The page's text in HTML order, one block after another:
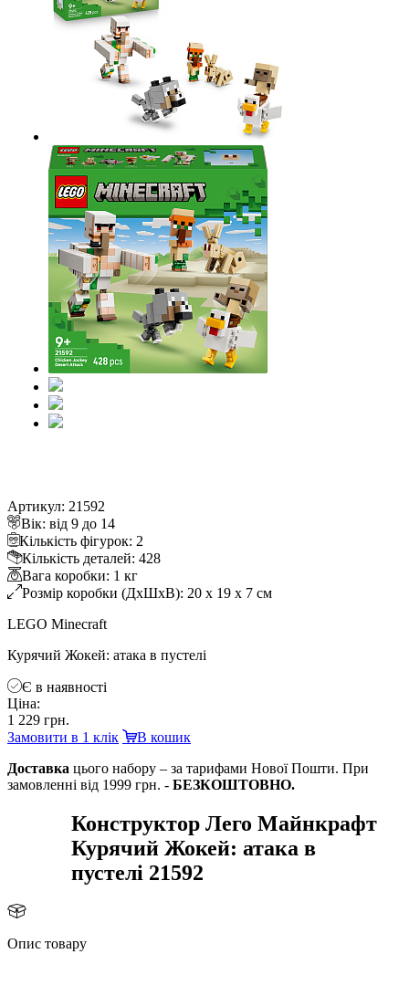
Артикул: 21592
ік: від 9 до 14
Кількість фігурок: 2
Кількість деталей: 428
ага коробки: 1 к
Розмір коробки (ДхШхВ): 20 x 19 x 7 см
LEGO Minecraft
Курячий Жокей: атака в пустелі
Є в наявності
Ціна:
1 229 грн.
Замовити в 1 клік
кошик
Доставка цього набору – за тарифами Нової Пошти. При
замовленні від 1999 грн. - БЕЗКОШТОВНО.
Конструктор Лего Майнкрафт
Курячий Жокей: атака
пустелі 21592
Опис товару